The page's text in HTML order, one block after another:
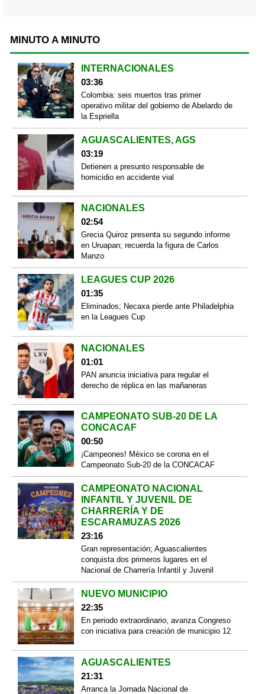
MINUTO A MINUTO
INTERNACIONALES
03:36
Colombia: seis muertos tras primer
operativo militar del gobierno de Abelardo de
la Espriella
AGUASCALIENTES, AGS
03:19
Detienen a presunto responsable de
homicidio en accidente vial
NACIONALES
02:54
Grecia Quiroz presenta su segundo informe
en Uruapan; recuerda la figura de Carlos
Manzo
LEAGUES CUP 2026
01:35
Eliminados; Necaxa pierde ante Philadelphia
en la Leagues Cup
NACIONALES
01:01
PAN anuncia iniciativa para regular el
derecho de réplica en las mañaneras
CAMPEONATO SUB-20 DE LA
CONCACAF
00:50
¡Campeones! México se corona en el
Campeonato Sub-20 de la CONCACAF
CAMPEONATO NACIONAL
INFANTIL Y JUVENIL DE
CHARRERÍA Y DE
ESCARAMUZAS 2026
23:16
Gran representación; Aguascalientes
conquista dos primeros lugares en el
Nacional de Charrería Infantil y Juvenil
NUEVO MUNICIPIO
22:35
En periodo extraordinario, avanza Congreso
con iniciativa para creación de municipio 12
AGUASCALIENTES
21:31
Arranca la Jornada Nacional de